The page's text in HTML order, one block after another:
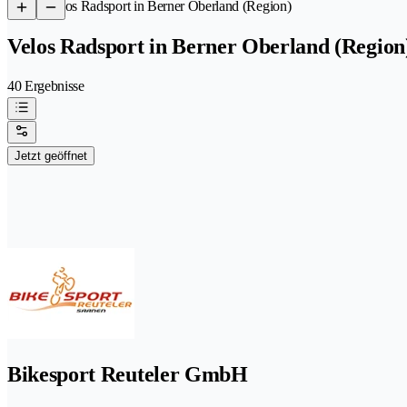
/Velos Radsport in Berner Oberland (Region)
Velos Radsport in Berner Oberland
40 Ergebnisse
Jetzt geöffnet
Bikesport Reuteler GmbH